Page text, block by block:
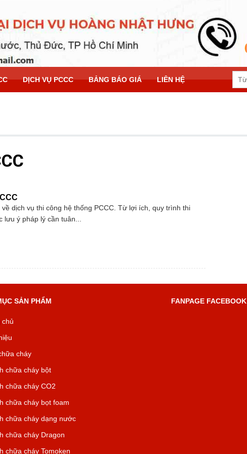
DỊCH VỤ PCCC BẢNG BÁO GIÁ LIÊN HỆ
dịch vụ thi công hệ thống PCCC. Từ lợi ích, quy trình thi
ý pháp lý cần tuân...
SẢN PHẨM
chủ
cháy
chữa cháy bột
chữa cháy CO2
chữa cháy bọt foam
chữa cháy dạng nước
chữa cháy Dragon
chữa cháy Tomoken
FANPAGE FACEBOOK